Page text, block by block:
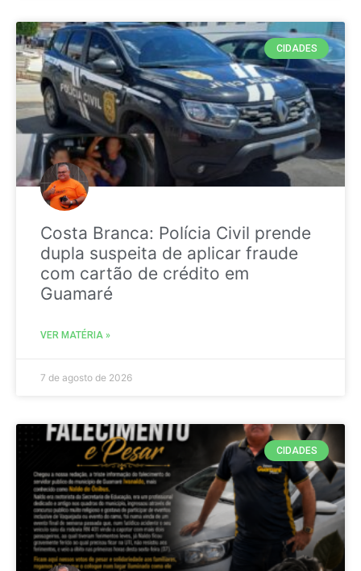
CIDADES
Costa Branca: Polícia Civil prende
dupla suspeita de aplicar fraude
com cartão de crédito em
Guamaré
VER MATÉRIA »
7 de agosto de 2026
CIDADES